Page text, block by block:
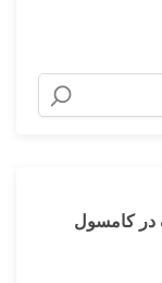
در کامسول